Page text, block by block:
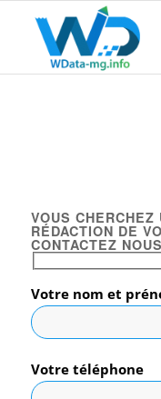
VOUS
RÉDACTION DE
CONTACTEZ
Votre nom et
Votre téléphone